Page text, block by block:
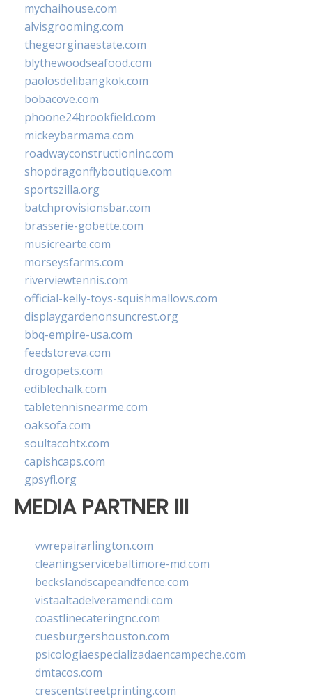
mychaihouse.com
alvisgrooming.com
thegeorginaestate.com
blythewoodseafood.com
paolosdelibangkok.com
bobacove.com
phoone24brookfield.com
mickeybarmama.com
roadwayconstructioninc.com
shopdragonflyboutique.com
sportszilla.org
batchprovisionsbar.com
brasserie-gobette.com
musicrearte.com
morseysfarms.com
riverviewtennis.com
official-kelly-toys-squishmallows.com
displaygardenonsuncrest.org
bbq-empire-usa.com
feedstoreva.com
drogopets.com
ediblechalk.com
tabletennisnearme.com
oaksofa.com
soultacohtx.com
capishcaps.com
gpsyfl.org
MEDIA PARTNER III
vwrepairarlington.com
cleaningservicebaltimore-md.com
beckslandscapeandfence.com
vistaaltadelveramendi.com
coastlinecateringnc.com
cuesburgershouston.com
psicologiaespecializadaencampeche.com
dmtacos.com
crescentstreetprinting.com